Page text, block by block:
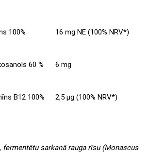
100% 16 mg NE (100% NRV*)
60 % 6 mg
B12 100% 2,5 µg (100% NRV*)
sarkanā rauga rīsu(Monascus